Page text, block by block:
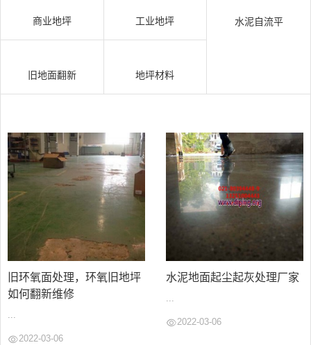
商业地坪 工业地坪 水泥自流平
旧地面翻新 地坪材料
旧环氧面处理，环氧旧地坪
如何翻新维修
...
2022-03-06
水泥地面起尘起灰处理厂家
...
2022-03-06